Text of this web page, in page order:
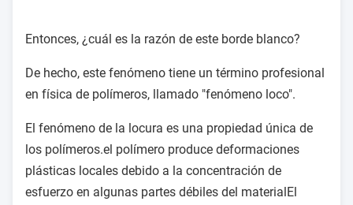
Entonces, ¿cuál es la razón de este borde blanco?
De hecho, este fenómeno tiene un término profesional
en física de polímeros, llamado "fenómeno loco".
El fenómeno de la locura es una propiedad única de
los polímeros.el polímero produce deformaciones
plásticas locales debido a la concentración de
esfuerzo en algunas partes débiles del materialEl